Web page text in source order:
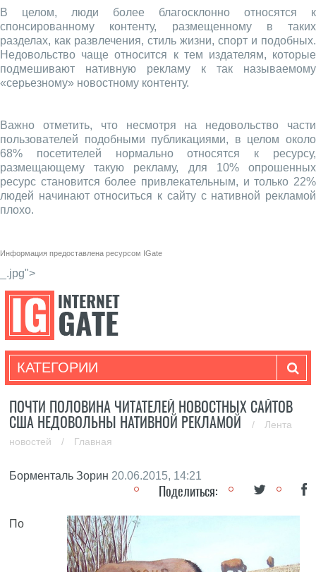
В целом, люди более благосклонно относятся к
спонсированному контенту, размещенному в таких
разделах, как развлечения, стиль жизни, спорт и подобных.
Недовольство чаще относится к тем издателям, которые
подмешивают нативную рекламу к так называемому
«серьезному» новостному контенту.
Важно отметить, что несмотря на недовольство части
пользователей подобными публикациями, в целом около
68% посетителей нормально относятся к ресурсу,
размещающему такую рекламу, для 10% опрошенных
ресурс становится более привлекательным, и только 22%
людей начинают относиться к сайту с нативной рекламой
плохо.
Информация предоставлена ресурсом IGate
_.jpg">
КАТЕГОРИИ
ПОЧТИ ПОЛОВИНА ЧИТАТЕЛЕЙ НОВОСТНЫХ САЙТОВ
США НЕДОВОЛЬНЫ НАТИВНОЙ РЕКЛАМОЙ
/
Лента
новостей
/ Главная
Борменталь Зорин 20.06.2015, 14:21
Поделиться:
По